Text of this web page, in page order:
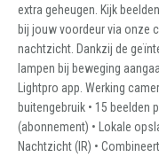
extra geheugen. Kijk
bij jouw voordeur via onze
nachtzicht. Dankzij de
lampen bij beweging
Lightpro app. Werking
buitengebruik • 15 beelden
(abonnement) • Lokale
Nachtzicht (IR) •